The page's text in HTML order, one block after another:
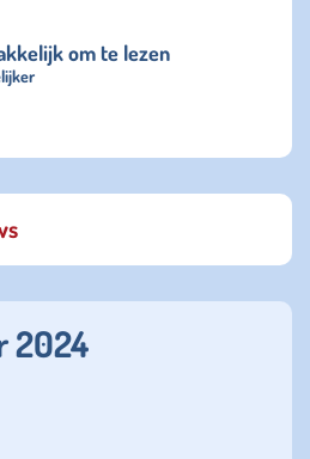
om te lezen
2024